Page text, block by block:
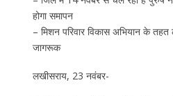
होगा समापन
– मिशन परिवार विकास अभियान के तहत
जागरूक
लखीसराय, 23 नवंबर-